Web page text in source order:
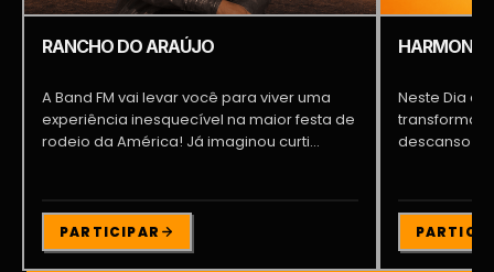
RANCHO DO ARAÚJO
A Band FM vai levar você para viver uma
experiência inesquecível na maior festa de
rodeio da América! Já imaginou curti...
PARTICIPAR
Neste Dia
transformar
descanso